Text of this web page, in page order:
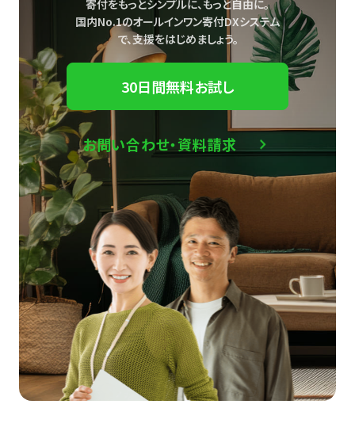
寄付をもっとシンプルに、もっと自由に。
国内No.1のオールインワン寄付DXシステム
で、支援をはじめましょう。
30日間無料お試し
お問い合わせ・資料請求